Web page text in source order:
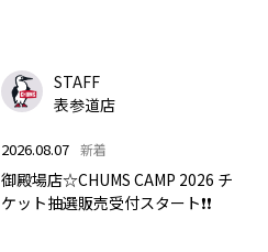
STAFF
表参道店
2026.08.07 新着
御殿場店☆CHUMS CAMP 2026 チ
ケット抽選販売受付スタート❗❗